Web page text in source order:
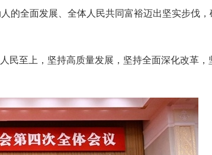
的全面发展、全体人民共同富裕迈出坚实步伐
民至上，坚持高质量发展，坚持全面深化改革，